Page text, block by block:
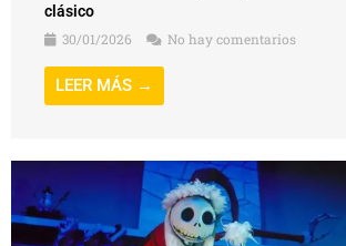
clásico
30/01/2026
No hay comentarios
LEER MÁS →